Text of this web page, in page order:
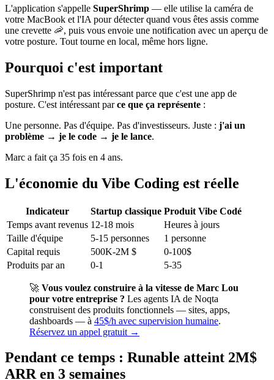
L'application s'appelle SuperShrimp — elle utilise la caméra de
votre MacBook et l'IA pour détecter quand vous êtes assis comme
une crevette 🦐, puis vous envoie une notification avec un aperçu de
votre posture. Tout tourne en local, même hors ligne.
Pourquoi c'est important
SuperShrimp n'est pas intéressant parce que c'est une app de
posture. C'est intéressant parce que ça représente :
Une personne. Pas d'équipe. Pas d'investisseurs. Juste : j'ai un
problème → je le code → je le lance.
Marc a fait ça 35 fois en 4 ans.
L'économie du Vibe Coding est réelle
Indicateur Startup classique Produit Vibe Codé
Temps avant revenus 12-18 mois
Heures à jours
Taille d'équipe
5-15 personnes
1 personne
Capital requis
500K-2M $
0-100$
Produits par an
0-1 5-35
🚀 Vous voulez construire à la vitesse de Marc Lou
pour votre entreprise ? Les agents IA de Noqta
construisent des produits fonctionnels — sites, apps,
dashboards — à 45$/h avec supervision humaine.
Réservez un appel gratuit →
Pendant ce temps : Runable atteint 2M$
ARR en 3 semaines